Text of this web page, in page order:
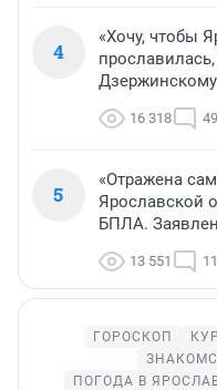
4
«Хочу, чтобы
16 318 49
5
«Отражена
Ярославской
БПЛА.
13 551
ГОРОСКОП
ПОГОДА В